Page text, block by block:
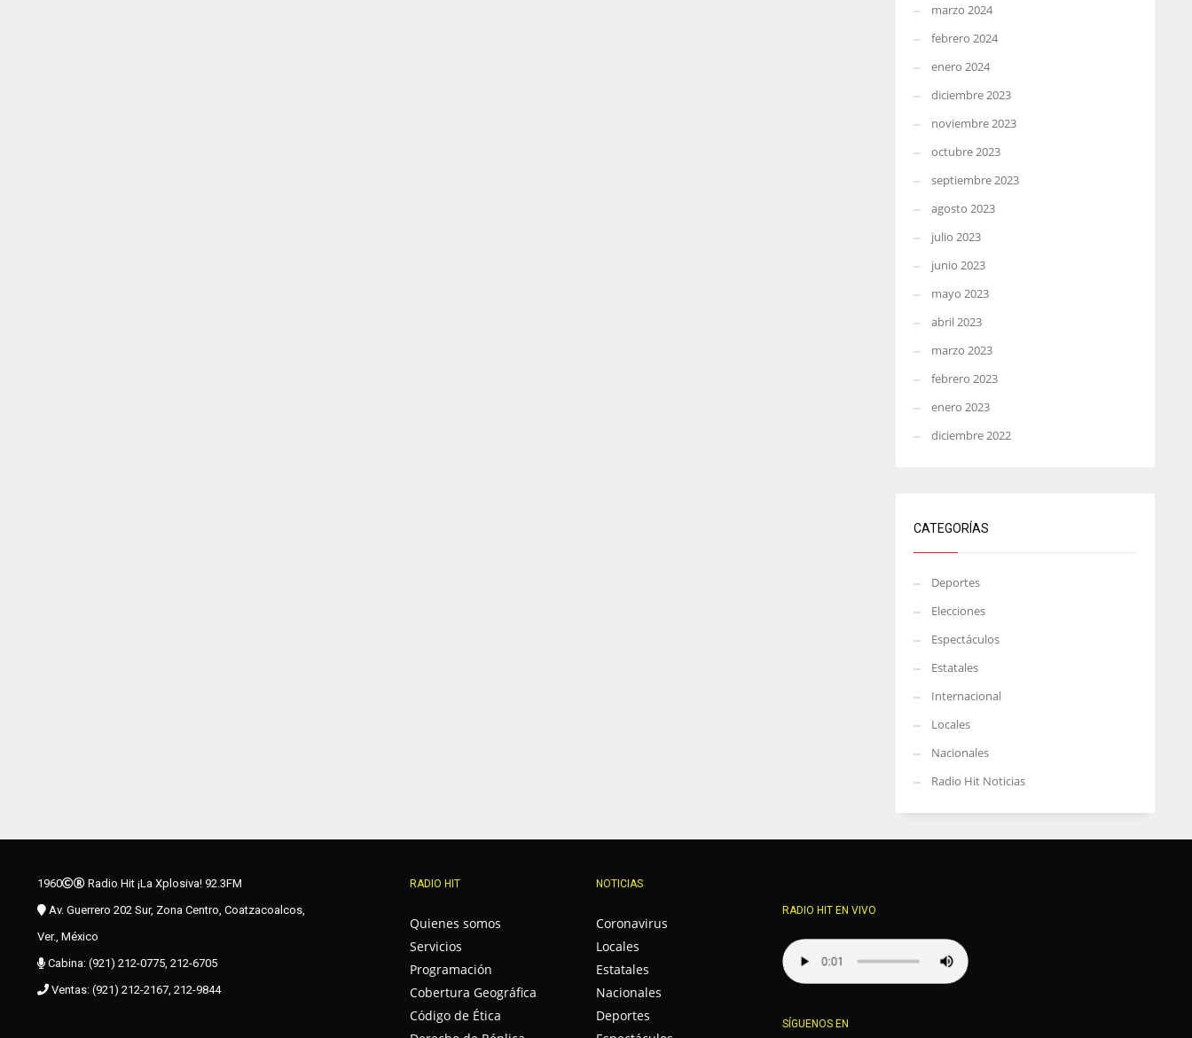
marzo 2024
febrero 2024
enero 2024
diciembre 2023
noviembre 2023
octubre 2023
septiembre 2023
agosto 2023
julio 2023
junio 2023
mayo 2023
abril 2023
marzo 2023
febrero 2023
enero 2023
diciembre 2022
CATEGORÍAS
Deportes
Elecciones
Espectáculos
Estatales
Internacional
Locales
Nacionales
Radio Hit Noticias
1960
Radio Hit ¡La Xplosiva! 92.3FM
Av. Guerrero 202 Sur, Zona Centro, Coatzacoalcos,
Ver., México
Cabina: (921) 212-0775, 212-6705
Ventas: (921) 212-2167, 212-9844
RADIO HIT
Quienes somos
Servicios
Programación
Cobertura Geográfica
Código de Ética
NOTICIAS
Coronavirus
Locales
Estatales
Nacionales
Deportes
RADIO HIT EN VIVO
SÍGUENOS EN